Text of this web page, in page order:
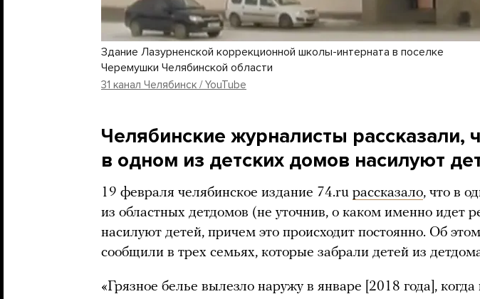
Здание Лазурненской коррекционной школы-интерната в поселке
Черемушки Челябинской области
31 канал Челябинск / YouTube
Челябинские журналисты рассказали,
в одном из детских домов насилуют
19 февраля челябинское издание 74.ru рассказало, что в
из областных детдомов (не уточнив, о каком именно идет
насилуют детей, причем это происходит постоянно. Об
сообщили в трех семьях, которые забрали детей из
«Грязное белье вылезло наружу в январе [2018 года], когда